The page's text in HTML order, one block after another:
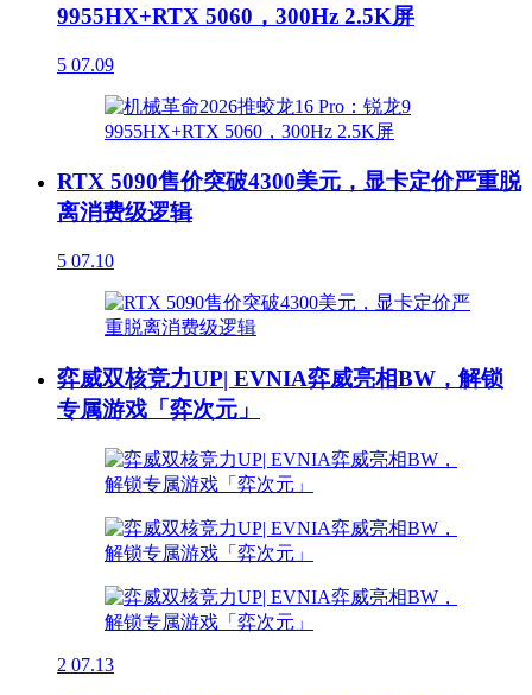
9955HX+RTX 5060，300Hz 2.5K屏
5 07.09
RTX 5090售价突破4300美元，显卡定价严重脱
离消费级逻辑
5 07.10
弈威双核竞力UP| EVNIA弈威亮相BW，解锁
专属游戏「弈次元」
2 07.13